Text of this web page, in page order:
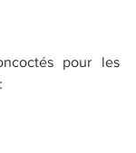
pour les